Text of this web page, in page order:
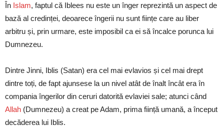
În Islam, faptul că Iblees nu este un înger reprezintă un aspect de
bază al credinței, deoarece îngerii nu sunt ființe care au liber
arbitru și, prin urmare, este imposibil ca ei să încalce porunca lui
Dumnezeu.
Dintre Jinni, Iblis (Satan) era cel mai evlavios și cel mai drept
dintre toți, de fapt ajunsese la un nivel atât de înalt încât era în
compania îngerilor din ceruri datorită evlaviei sale; atunci când
Allah (Dumnezeu) a creat pe Adam, prima ființă umană, a început
decăderea lui Iblis.